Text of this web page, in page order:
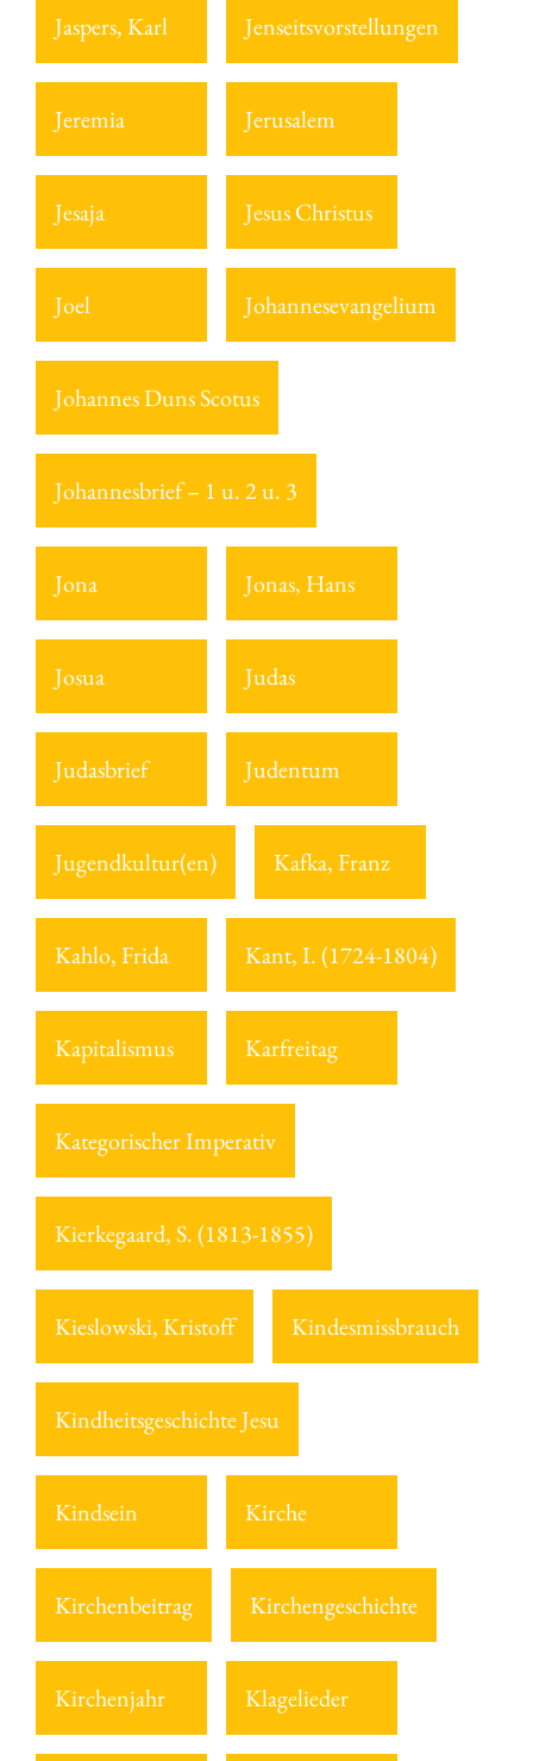
Jaspers, Karl Jenseitsvorstellungen
Jeremia Jerusalem
Jesaja Jesus Christus
Joel Johannesevangelium
Johannes Duns Scotus
Johannesbrief – 1 u. 2 u. 3
Jona Jonas, Hans
Josua Judas
Judasbrief Judentum
Jugendkultur(en) Kafka, Franz
Kahlo, Frida Kant, I. (1724-1804)
Kapitalismus Karfreitag
Kategorischer Imperativ
Kierkegaard, S. (1813-1855)
Kieslowski, Kristoff Kindesmissbrauch
Kindheitsgeschichte Jesu
Kindsein Kirche
Kirchenbeitrag Kirchengeschichte
Kirchenjahr Klagelieder